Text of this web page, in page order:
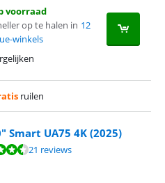
voorraad
op te halen in 12
winkels
ruilen
Smart UA75 4K (2025)
op 21 reviews.
21 reviews